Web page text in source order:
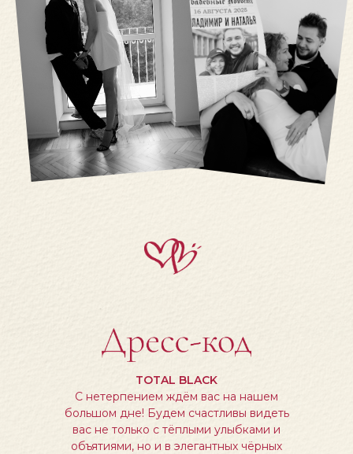
TOTAL BLACK
С нетерпением ждём вас на нашем
большом дне! Будем счастливы видеть
вас не только с тёплыми улыбками и
объятиями, но и в элегантных чёрных